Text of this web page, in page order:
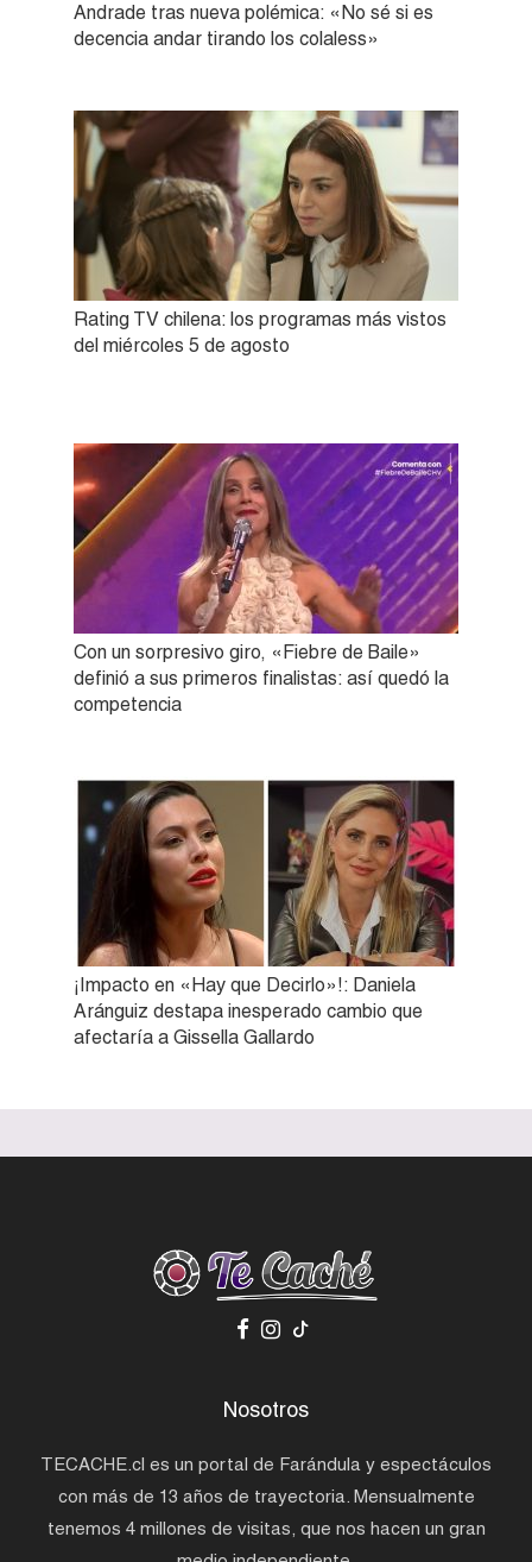
Andrade tras nueva polémica: «No sé si es
decencia andar tirando los colaless»
Rating TV chilena: los programas más vistos
del miércoles 5 de agosto
Con un sorpresivo giro, «Fiebre de Baile»
definió a sus primeros finalistas: así quedó la
competencia
¡Impacto en «Hay que Decirlo»!: Daniela
Aránguiz destapa inesperado cambio que
afectaría a Gissella Gallardo
Nosotros
TECACHE.cl es un portal de Farándula y espectáculos
con más de 13 años de trayectoria. Mensualmente
tenemos 4 millones de visitas, que nos hacen un gran